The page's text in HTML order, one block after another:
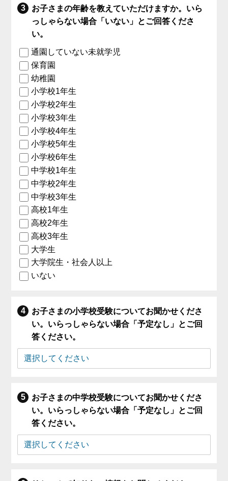
お子さまの年齢を教えていただけますか。いら
っしゃらない場合「いない」とご回答くださ
い。
通園していない未就学児
保育園
幼稚園
小学校1年生
小学校2年生
小学校3年生
小学校4年生
小学校5年生
小学校6年生
中学校1年生
中学校2年生
中学校3年生
高校1年生
高校2年生
高校3年生
大学生
大学院生・社会人以上
いない
お子さまの小学校受験についてお聞かせくださ
い。いらっしゃらない場合「予定なし」とご回
答ください。
お子さまの中学校受験についてお聞かせくださ
い。いらっしゃらない場合「予定なし」とご回
答ください。